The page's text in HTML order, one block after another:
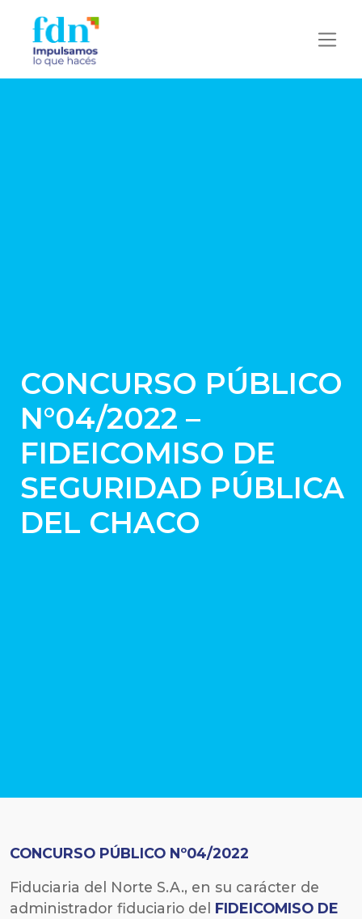
CONCURSO PÚBLICO
N°04/2022 –
FIDEICOMISO DE
SEGURIDAD PÚBLICA
DEL CHACO
CONCURSO PÚBLICO Nº04/2022
Fiduciaria del Norte S.A., en su carácter de
administrador fiduciario del FIDEICOMISO DE